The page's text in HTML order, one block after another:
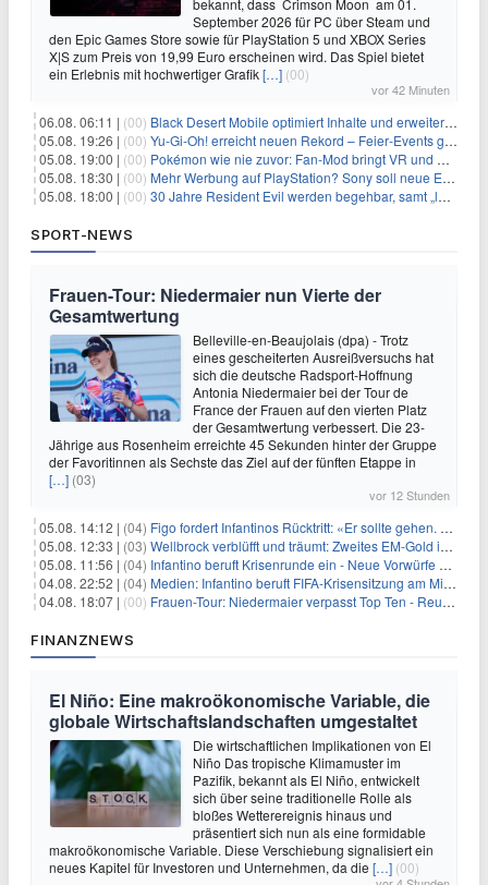
September 2026 für PC über Steam und
den Epic Games Store sowie für PlayStation 5 und XBOX Series
X|S zum Preis von 19,99 Euro erscheinen wird. Das Spiel bietet
ein Erlebnis mit hochwertiger Grafik[…] (00)
vor 42 Minuten
06.08. 06:11 | (00) Black Desert Mobile optimiert Inhalte und erweitert Treasure Access
05.08. 19:26 | (00) Yu‑Gi‑Oh! erreicht neuen Rekord – Feier‑Events gestartet
05.08. 19:00 | (00) Pokémon wie nie zuvor: Fan-Mod bringt VR und Ego-Perspektive nach Kanto
05.08. 18:30 | (00) Mehr Werbung auf PlayStation? Sony soll neue Einnahmequellen prüfen
05.08. 18:00 | (00) 30 Jahre Resident Evil werden begehbar, samt „lebensgroßem Leon“
SPORT-NEWS
Frauen-Tour: Niedermaier nun Vierte der
Gesamtwertung
Belleville-en-Beaujolais (dpa) - Trotz
eines gescheiterten Ausreißversuchs hat
sich die deutsche Radsport-Hoffnung
Antonia Niedermaier bei der Tour de
France der Frauen auf den vierten Platz
der Gesamtwertung verbessert. Die 23-
Jährige aus Rosenheim erreichte 45 Sekunden hinter der Gruppe
der Favoritinnen als Sechste das Ziel auf der fünften Etappe in
[…] (03)
vor 12 Stunden
05.08. 14:12 | (04) Figo fordert Infantinos Rücktritt: «Er sollte gehen. Jetzt»
05.08. 12:33 | (03) Wellbrock verblüfft und träumt: Zweites EM-Gold in Paris
05.08. 11:56 | (04) Infantino beruft Krisenrunde ein - Neue Vorwürfe gegen FIFA
04.08. 22:52 | (04) Medien: Infantino beruft FIFA-Krisensitzung am Mittwoch ein
04.08. 18:07 | (00) Frauen-Tour: Niedermaier verpasst Top Ten - Reusser siegt
FINANZNEWS
El Niño: Eine makroökonomische Variable, die
globale Wirtschaftslandschaften umgestaltet
Die wirtschaftlichen Implikationen von El
Niño Das tropische Klimamuster im
Pazifik, bekannt als El Niño, entwickelt
sich über seine traditionelle Rolle als
bloßes Wetterereignis hinaus und
präsentiert sich nun als eine formidable
makroökonomische Variable. Diese Verschiebung signalisiert ein
neues Kapitel für Investoren und Unternehmen, da die […] (00)